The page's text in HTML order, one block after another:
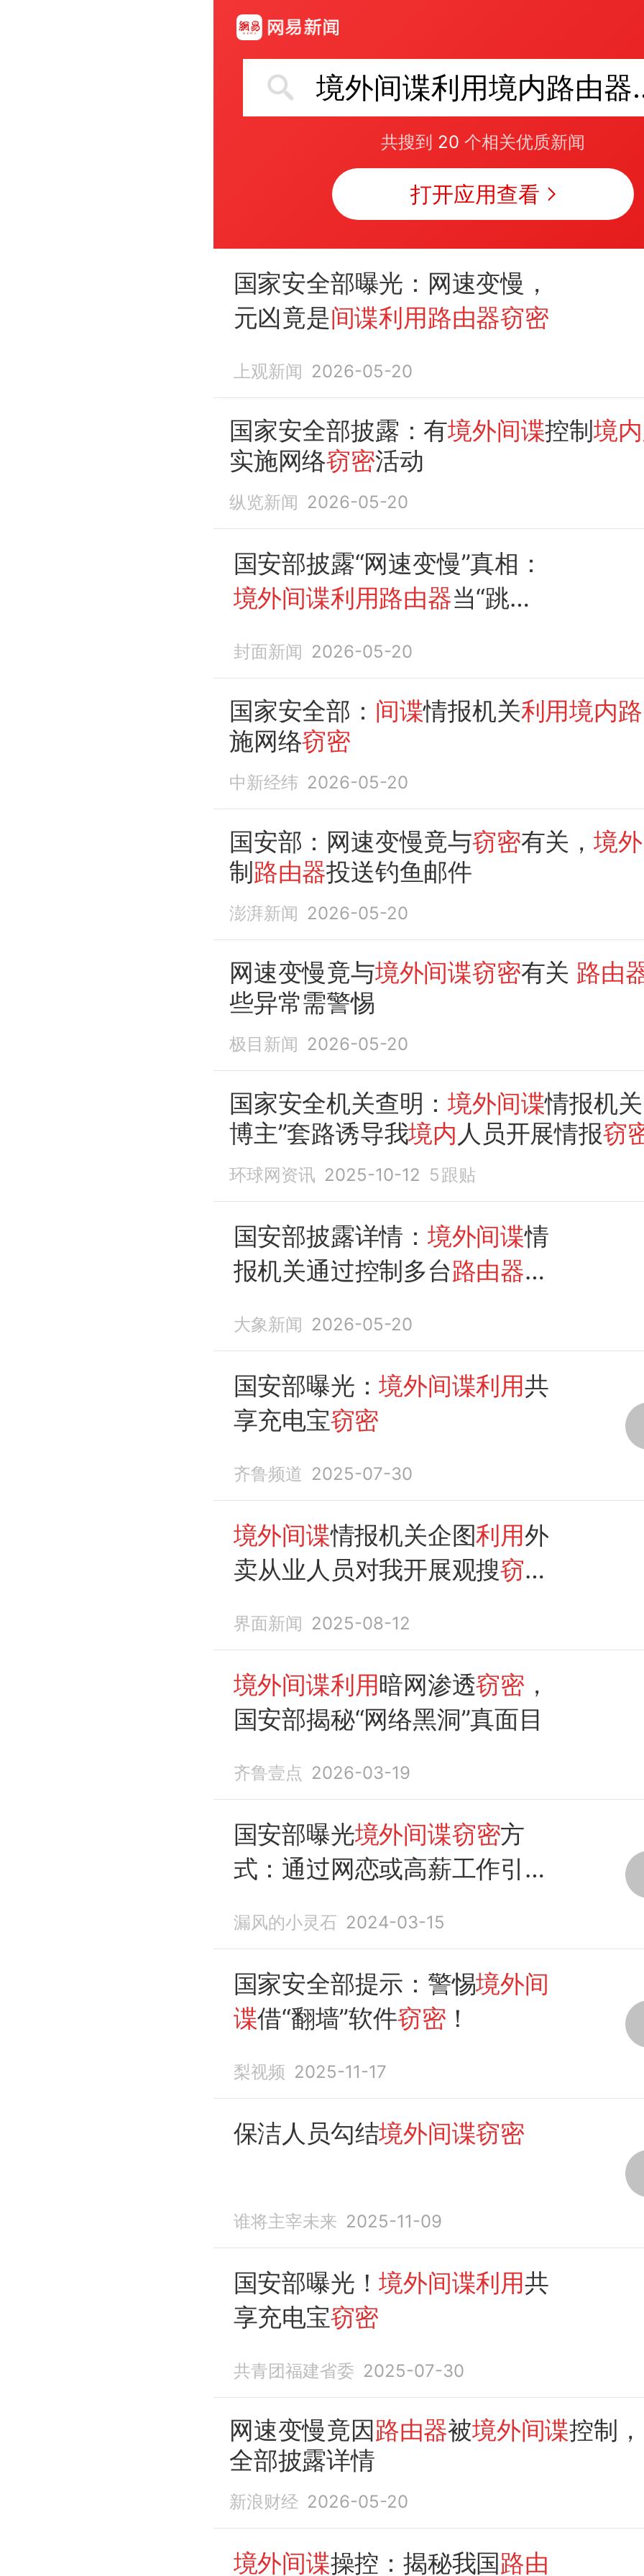
境外
共搜到 20 个相关优质新闻
打开应用查看
国家安全部曝光：网速变慢，
元凶竟是间谍利用路由器窃密
上观新闻 2026-05-20
国家安全部披露：有境外间谍控制 境
实施网络窃密活动
纵览新闻 2026-05-20
国安部披露“网速变慢”真相：
境外间谍利用路由器当“跳
我重点单位工作人员实施网络
窃密
封面新闻 2026-05-20
国家安全部： 间谍情报机关利用境内
施网络窃密
中新经纬 2026-05-20
国安部：网速变慢竟与窃密有关， 境
制 路由器投送钓鱼邮件
澎湃新闻 2026-05-20
网速变慢竟与境外间谍窃密有关 路由
些异常需警惕
极目新闻 2026-05-20
国家安全机关查明：境外间谍情报机
博主”套路诱导我境内 人员开展情报窃
环球网资讯 2025-10-12 5 跟贴
国安部披露详情： 境外间谍情
报机关通过控制多台路由器，
送“钓鱼邮件”，实施网络
大象新闻 2026-05-20
国安部曝光：境外间谍利用共
享充电宝窃密
齐鲁频道 2025-07-30
境外间谍情报机关企图利用外
卖从业人员对我开展观搜窃
界面新闻 2025-08-12
境外间谍利用暗网渗透窃密 ，
国安部揭秘“网络黑洞”真面目
齐鲁壹点 2026-03-19
国安部曝光境外间谍窃密方
式：通过网恋或高薪工作引诱
漏风的小灵石 2024-03-15
国家安全部提示：警惕境外间
谍借“翻墙”软件窃密！
梨视频 2025-11-17
保洁人员勾结境外间谍窃密
谁将主宰未来 2025-11-09
国安部曝光！境外间谍利用共
享充电宝窃密
共青团福建省委 2025-07-30
网速变慢竟因路由器被境外间谍控制
全部披露详情
新浪财经 2026-05-20
境外间谍操控：揭秘我国路由